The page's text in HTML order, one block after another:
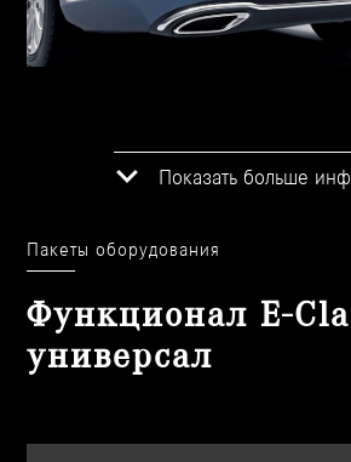
Показать больше
Пакеты оборудования
Функционал E-
универсал